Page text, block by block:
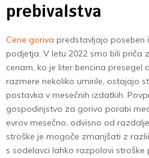
prebivalstva
Cene goriva predstavljajo poseben
podjetja. V letu 2022 smo bili priča
cenam, ko je liter bencina presegel
razmere nekoliko umirile, ostajajo
postavka v mesečnih izdatkih.
gospodinjstvo za gorivo porabi
evrov mesečno, odvisno od
stroške je mogoče zmanjšati z
s sodelavci lahko razpolovi stroške